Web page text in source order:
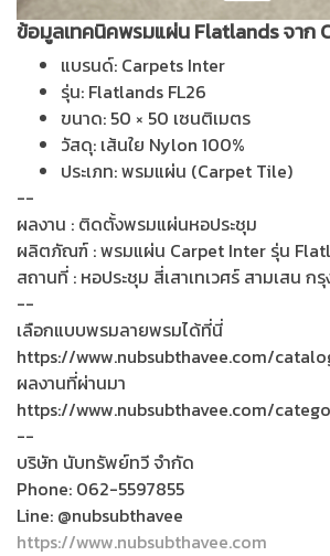
ข้อมูลเทคนิคพรมแผ่น Flatlands จาก
แบรนด์: Carpets Inter
รุ่น: Flatlands FL26
ขนาด: 50 × 50 เซนติเมตร
วัสดุ: เส้นใย Nylon 100%
ประเภท: พรมแผ่น (Carpet Tile)
--
ผลงาน : ติดตั้งพรมแผ่นหอประชุม
ผลิตภัณฑ์ : พรมแผ่น Carpet Inter รุ่น
สถานที่ : หอประชุม สี่เสาเทเวศร์ สามเสน ก
--
เลือกแบบพรมลายพรมได้ที่นี่
https://www.nubsubthavee.com/
ผลงานที่ผ่านมา
https://www.nubsubthavee.com/
--
บริษัท นับทรัพย์ทวี จำกัด
Phone: 062-5597855
Line: @nubsubthavee
https://www.nubsubthavee.com